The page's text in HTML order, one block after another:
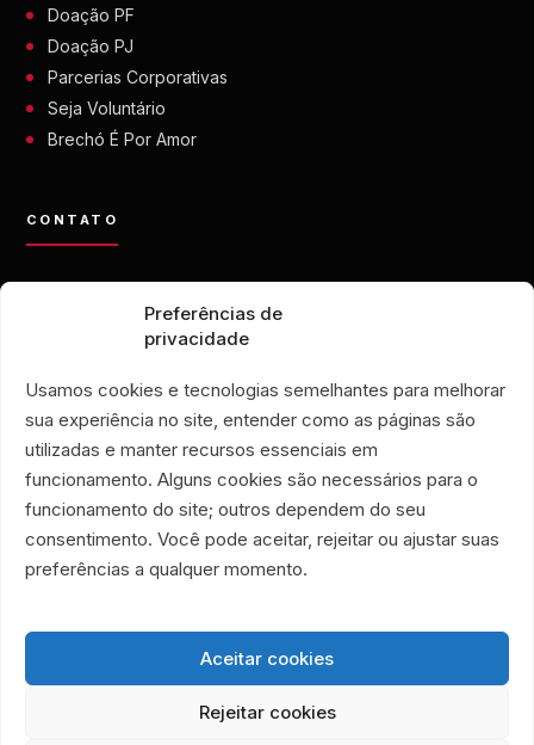
Preferências de
privacidade
Usamos cookies e tecnologias semelhantes para melhorar
sua experiência no site, entender como as páginas são
utilizadas e manter recursos essenciais em
funcionamento. Alguns cookies são necessários para o
funcionamento do site; outros dependem do seu
consentimento. Você pode aceitar, rejeitar ou ajustar suas
preferências a qualquer momento.
Aceitar cookies
Rejeitar cookies
Doação PF
Doação PJ
Parcerias Corporativas
Seja Voluntário
Brechó É Por Amor
CONTATO
+55 21 99028-9090
ONG É POR AMOR
Manguinhos • Rio de Janeiro
BRECHÓ É POR AMOR
Copacabana • Rio de Janeiro